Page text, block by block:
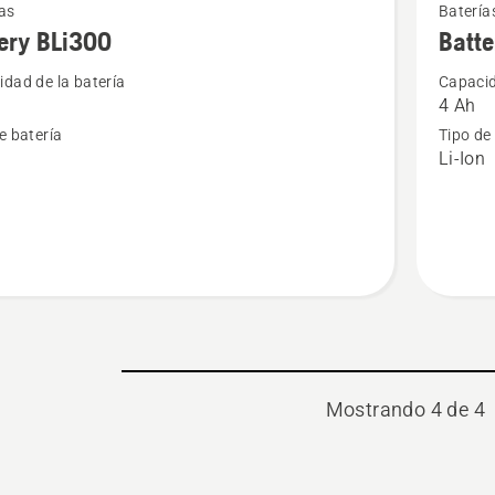
BLi300
de la batería
batería
más
detalles
sobre
BLi20
4 Ah
Tipo
Li-Ion
Mostrando 4 de 4